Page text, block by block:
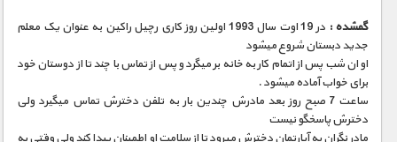
گمشده :
در 19 اوت سال 1993 اولین روز کاری رچیل راکین به عنوان یک معلم
جدید دبستان شروع میشود
او ان شب پس از اتمام کار به خانه بر میگرد و پس از تماس با چند تا از دوستان خود
برای خواب آماده میشود .
ساعت 7 صبح روز بعد مادرش چندین بار به تلفن دخترش تماس میگیرد ولی
دخترش پاسخگو نیست
مادر نگران به آپارتمان دخترش میرود تا از سلامت او اطمینان پیدا کند ولی وقتی به